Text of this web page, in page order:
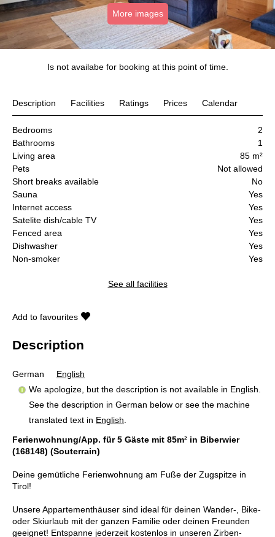
More images
Is not availabe for booking at this point of time.
Description Facilities Ratings Prices Calendar
Bedrooms
2
Bathrooms
1
Living area
85 m²
Pets
Not allowed
Short breaks available
No
Sauna
Yes
Internet access
Yes
Satelite dish/cable TV
Yes
Fenced area
Yes
Dishwasher
Yes
Non-smoker
Yes
See all facilities
Add to favourites
Description
German
English
We apologize, but the description is not available in English.
See the description in German below or see the machine
translated text in English
Ferienwohnung/App. für 5 Gäste mit 85m² in Biberwier
(168148) (Souterrain)
Deine gemütliche Ferienwohnung am Fuße der Zugspitze in
Tirol!
Unsere Appartementhäuser sind ideal für deinen Wander-, Bike-
oder Skiurlaub mit der ganzen Familie oder deinen Freunden
geeignet! Entspanne jederzeit kostenlos in unseren Zirben-